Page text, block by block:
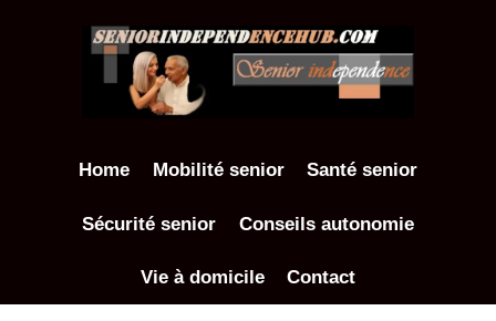
Home Mobilité senior Santé senior
Sécurité senior Conseils autonomie
Vie à domicile Contact